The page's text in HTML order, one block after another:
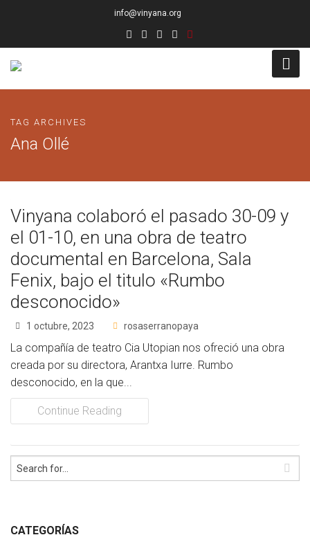
info@vinyana.org
Conócenos
Presidencia de Honor
Docentes
Socios de Número
Socios Colaboradores
Colaboramos con
Nuestra propuesta de formación
Realizadas
TAG ARCHIVES
Ana Ollé
Vinyana colaboró el pasado 30-09 y
el 01-10, en una obra de teatro
documental en Barcelona, Sala
Fenix, bajo el titulo «Rumbo
desconocido»
1 octubre, 2023 rosaserranopaya
La compañía de teatro Cia Utopian nos ofreció una obra
creada por su directora, Arantxa Iurre. Rumbo
desconocido, en la que...
Continue Reading
CATEGORÍAS